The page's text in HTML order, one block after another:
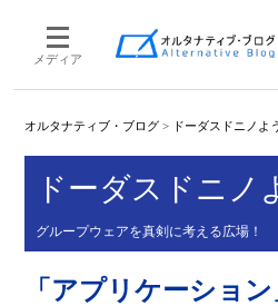
メディア
オルタナティブ・ブログ > ドーダスドニノよ
ドーダスドニノ
グループウェアを真剣に考える広場！
「アプリケーショ